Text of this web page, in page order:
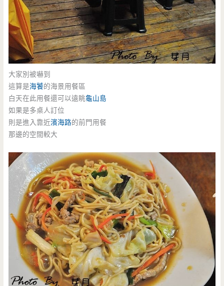
大家別被嚇到
這算是海饕的海景用餐區
白天在此用餐還可以遠眺龜山島
如果是多桌人訂位
則是進入靠近濱海路的前門用餐
那邊的空間較大